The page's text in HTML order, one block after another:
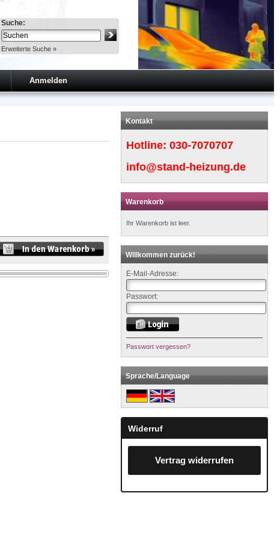
Suche:
Erweiterte Suche »
Anmelden
Kontakt
Hotline:030-7070707
info@stand-heizung.de
Warenkorb
Ihr Warenkorb ist leer.
Willkommen zurück!
E-Mail-Adresse:
Passwort:
Passwort vergessen?
Sprache/Language
Widerruf
Vertrag widerrufen